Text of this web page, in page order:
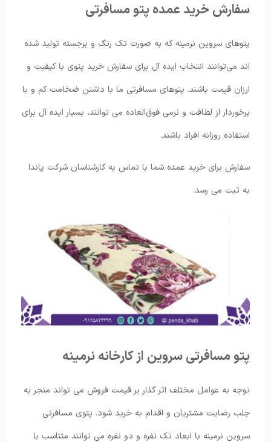
سفارش خرید عمده پتو مسافرتی
پتوهای سروین نرمینه که به صورت تک رنگ و برجسته تولید شده
اند می‌توانند انتخاب ایده آل برای سفارش خرید پتوی با کیفیت و
ارزان قیمت باشند. پتوهای مسافرتی ما با داشتن ضخامت کم و با
برخوردار از لطافت و نرمی فوق‌العاده می توانند، بسیار ایده آل برای
استفاده روزانه افراد باشند.
سفارش برای خرید عمده شما با تماس به کارشناسان شرکت پاندا
به ثبت می رسد.
پتو مسافرتی سروین از کارخانه نرمینه
توجه به عوامل مختلف اثر گذار بر قیمت فروش می تواند منجر به
جلب رضایت مشتریان و اقدام به خرید شود. پتوی مسافرتی
سروین نرمینه با ابعاد تک نفره و دو نفره می توانند متناسب با